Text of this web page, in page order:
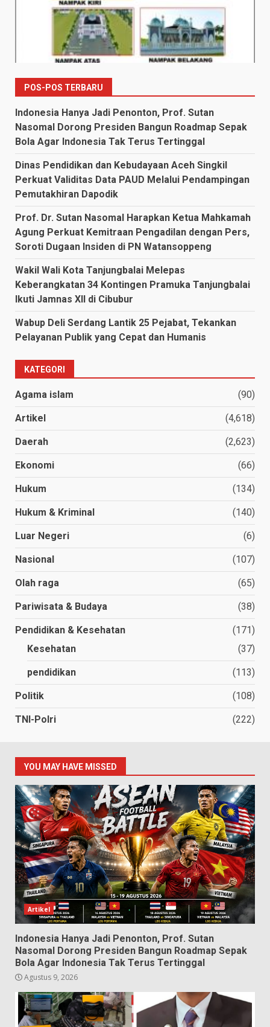
POS-POS TERBARU
Indonesia Hanya Jadi Penonton, Prof. Sutan
Nasomal Dorong Presiden Bangun Roadmap Sepak
Bola Agar Indonesia Tak Terus Tertinggal
Dinas Pendidikan dan Kebudayaan Aceh Singkil
Perkuat Validitas Data PAUD Melalui Pendampingan
Pemutakhiran Dapodik
Prof. Dr. Sutan Nasomal Harapkan Ketua Mahkamah
Agung Perkuat Kemitraan Pengadilan dengan Pers,
Soroti Dugaan Insiden di PN Watansoppeng
Wakil Wali Kota Tanjungbalai Melepas
Keberangkatan 34 Kontingen Pramuka Tanjungbalai
Ikuti Jamnas XII di Cibubur
Wabup Deli Serdang Lantik 25 Pejabat, Tekankan
Pelayanan Publik yang Cepat dan Humanis
KATEGORI
Agama islam (90)
Artikel (4,618)
Daerah (2,623)
Ekonomi (66)
Hukum (134)
Hukum & Kriminal (140)
Luar Negeri (6)
Nasional (107)
Olah raga (65)
Pariwisata & Budaya (38)
Pendidikan & Kesehatan
(171)
Kesehatan
(37)
pendidikan (113)
Politik (108)
TNI-Polri (222)
YOU MAY HAVE MISSED
Artikel
Indonesia Hanya Jadi Penonton, Prof. Sutan
Nasomal Dorong Presiden Bangun Roadmap Sepak
Bola Agar Indonesia Tak Terus Tertinggal
Agustus 9, 2026